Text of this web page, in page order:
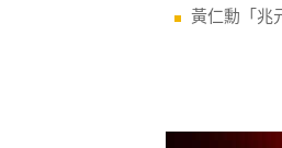
黃仁勳「兆